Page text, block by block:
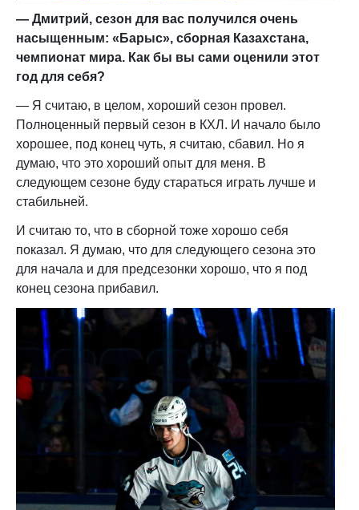
— Дмитрий, сезон для вас получился очень
насыщенным: «Барыс», сборная Казахстана,
чемпионат мира. Как бы вы сами оценили этот
год для себя?
— Я считаю, в целом, хороший сезон провел.
Полноценный первый сезон в КХЛ. И начало было
хорошее, под конец чуть, я считаю, сбавил. Но я
думаю, что это хороший опыт для меня. В
следующем сезоне буду стараться играть лучше и
стабильней.
И считаю то, что в сборной тоже хорошо себя
показал. Я думаю, что для следующего сезона это
для начала и для предсезонки хорошо, что я под
конец сезона прибавил.